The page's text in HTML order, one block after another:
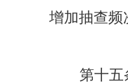
增加抽查频
第十五